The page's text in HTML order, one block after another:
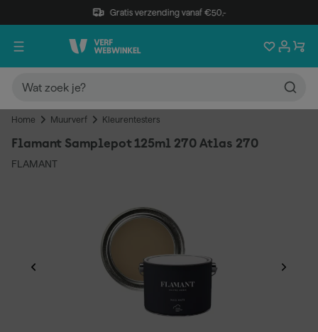
Gratis verzending vanaf €50,-
Home Muurverf Kleurentesters
Flamant Samplepot 125ml 270 Atlas 270
FLAMANT